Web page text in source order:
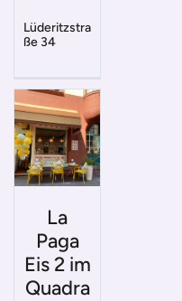
Lüderitzstra
ße 34
La
Paga
Eis 2 im
Quadra